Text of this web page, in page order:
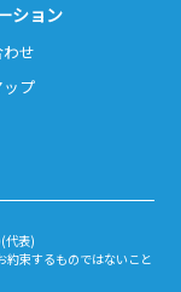
ション
せ
プ
代表)
約束するものではないこと